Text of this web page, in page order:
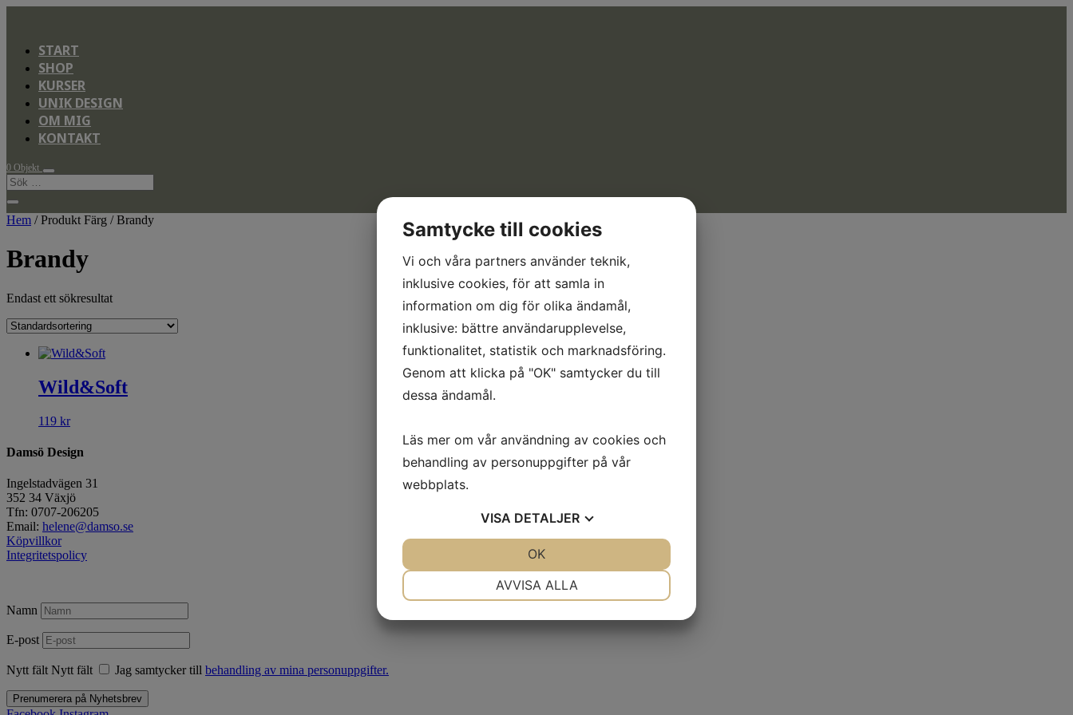
START
SHOP
KURSER
UNIK DESIGN
OM MIG
KONTAKT
0 Objekt
Hem / Produkt Färg / Brandy
Brandy
Endast ett sökresultat
Wild&Soft
119 kr
Damsö Design
Ingelstadvägen 31
352 34 Växjö
Tfn: 0707-206205
Email: helene@damso.se
Köpvillkor
Integritetspolicy
Namn
E-post
Nytt fält Nytt fält Jag samtycker till behandling av mina personuppgifter.
Prenumerera på Nyhetsbrev
Samtycke till cookies
Vi och våra partners använder teknik,
inklusive cookies, för att samla in
information om dig för olika ändamål,
inklusive: bättre användarupplevelse,
funktionalitet, statistik och marknadsföring.
Genom att klicka på "OK" samtycker du till
dessa ändamål.
Läs mer om vår användning av cookies och
behandling av personuppgifter på vår
webbplats.
VISA DETALJER
AVVISA ALLA
OK